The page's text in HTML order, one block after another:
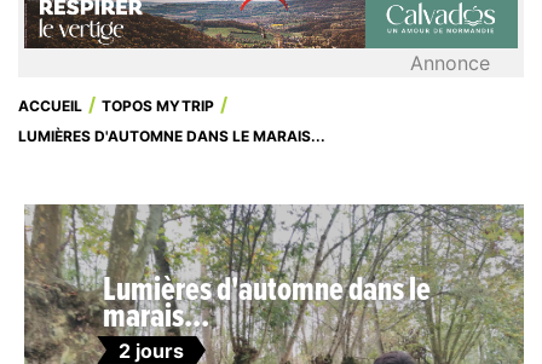
Annonce
ACCUEIL
TOPOS MYTRIP
LUMIÈRES D'AUTOMNE DANS LE MARAIS...
Lumières d'automne dans le
marais...
2 jours